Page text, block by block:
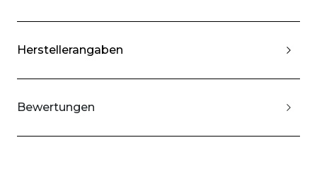
Herstellerangaben
Bewertungen